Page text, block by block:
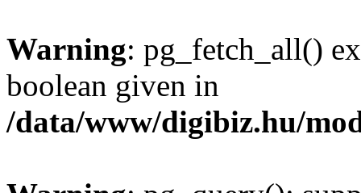
Warning: pg_fetch_all()
boolean given in
/data/www/digibiz.hu/